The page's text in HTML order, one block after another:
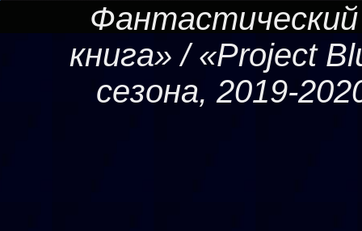
книга» / «Project
сезона, 2019-